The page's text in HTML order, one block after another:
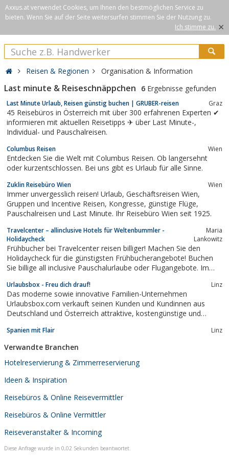
Axxus.at verwendet Cookies, um Ihnen den bestmöglichen Service zu
bieten. Wenn Sie auf der Seite weitersurfen stimmen Sie der Nutzung zu.
Ich stimme zu. ×
Reisen & Regionen Organisation & Information
Last minute & Reiseschnäppchen 6 Ergebnisse gefunden
Last Minute Urlaub, Reisen günstig buchen | GRUBER-reisen Graz
45 Reisebüros in Österreich mit über 300 erfahrenen Experten ✔
informieren mit aktuellen Reisetipps ✈ über Last Minute-,
Individual- und Pauschalreisen.
Columbus Reisen Wien
Entdecken Sie die Welt mit Columbus Reisen. Ob langersehnt
oder kurzentschlossen. Bei uns gibt es Urlaub für alle Sinne.
Zuklin Reisebüro Wien Wien
Immer unvergesslich reisen! Urlaub, Geschäftsreisen Wien,
Gruppen und Incentive Reisen, Kongresse, günstige Flüge,
Pauschalreisen und Last Minute. Ihr Reisebüro Wien seit 1925.
Travelcenter – allinclusive Hotels für Weltenbummler -
Holidaycheck
Maria
Lankowitz
Frühbucher bei Travelcenter reisen billiger! Machen Sie den
Holidaycheck für die günstigsten Frühbucherangebote! Buchen
Sie billige all inclusive Pauschalurlaube oder Flugangebote. Im
Restplätze.
Urlaubsbox - Freu dich drauf! Linz
Das moderne sowie innovative Familien-Unternehmen
Urlaubsbox.com verkauft seinen Kunden und Kundinnen aus
Deutschland und Österreich attraktive, kostengünstige und
und Hotelgutscheine für Wellnessurlaube. Alle Kunden und
Kundinnen profitieren von einer größtmöglichen...
Spanien mit Flair Linz
Verwandte Branchen
Hotelreservierung & Zimmerreservierung
Ideen & Inspiration
Reisebüros & Online Reisevermittler
Reisebüros & Online Vermittler
Reiseveranstalter & Incoming
Diese Anfrage wurde in 0,02 Sekunden beantwortet.